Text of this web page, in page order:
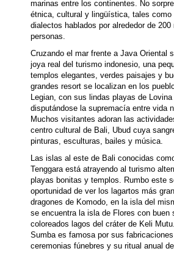
marinas entre los continentes. No
étnica, cultural y lingüística, tales
dialectos hablados por alrededor de 200
personas.
Cruzando el mar frente a Java Oriental
joya real del turismo indonesio, una
templos elegantes, verdes paisajes y
grandes resort se localizan en los
Legian, con sus lindas playas de
disputándose la supremacía entre vida
Muchos visitantes adoran las
centro cultural de Bali, Ubud cuya
pinturas, esculturas, bailes y música.
Las islas al este de Bali conocidas
Tenggara está atrayendo al turismo
playas bonitas y templos. Rumbo este
oportunidad de ver los lagartos más
dragones de Komodo, en la isla del
se encuentra la isla de Flores con buen
coloreados lagos del cráter de Keli
Sumba es famosa por sus
ceremonias fúnebres y su ritual anual